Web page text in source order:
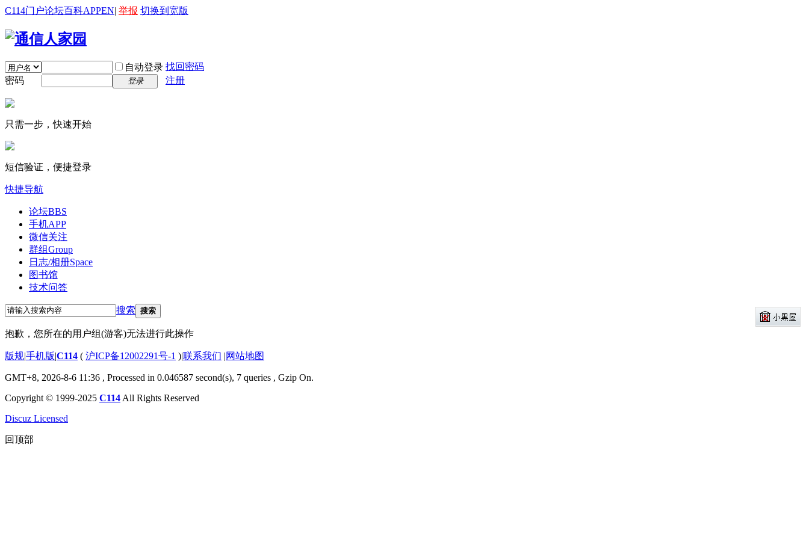
C114门户论坛百科APPEN| 举报 切换到宽版
自动登录 找回密码
密码
登录 注册
只需一步，快速开始
短信验证，便捷登录
快捷导航
论坛BBS
手机APP
微信关注
群组Group
日志/相册Space
图书馆
技术问答
搜索 搜索
抱歉，您所在的用户组(游客)无法进行此操作
版规|手机版|C114 ( 沪ICP备12002291号-1 )|联系我们 |网站地图
GMT+8, 2026-8-6 11:36 , Processed in 0.046587 second(s), 7 queries , Gzip On.
Copyright © 1999-2025 C114 All Rights Reserved
Discuz Licensed
回顶部